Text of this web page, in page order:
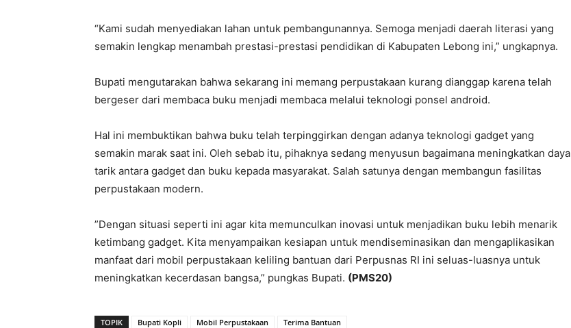
“Kami sudah menyediakan lahan untuk pembangunannya. Semoga menjadi daerah literasi yang
semakin lengkap menambah prestasi-prestasi pendidikan di Kabupaten Lebong ini,” ungkapnya.
Bupati mengutarakan bahwa sekarang ini memang perpustakaan kurang dianggap karena telah
bergeser dari membaca buku menjadi membaca melalui teknologi ponsel android.
Hal ini membuktikan bahwa buku telah terpinggirkan dengan adanya teknologi gadget yang
semakin marak saat ini. Oleh sebab itu, pihaknya sedang menyusun bagaimana meningkatkan daya
tarik antara gadget dan buku kepada masyarakat. Salah satunya dengan membangun fasilitas
perpustakaan modern.
”Dengan situasi seperti ini agar kita memunculkan inovasi untuk menjadikan buku lebih menarik
ketimbang gadget. Kita menyampaikan kesiapan untuk mendiseminasikan dan mengaplikasikan
manfaat dari mobil perpustakaan keliling bantuan dari Perpusnas RI ini seluas-luasnya untuk
meningkatkan kecerdasan bangsa,” pungkas Bupati. (PMS20)
TOPIK Bupati Kopli Mobil Perpustakaan Terima Bantuan